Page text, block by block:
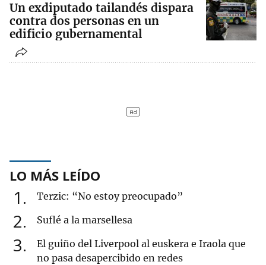
Un exdiputado tailandés dispara
contra dos personas en un
edificio gubernamental
LO MÁS LEÍDO
1 Terzic: “No estoy preocupado”
2 Suflé a la marsellesa
3
El guiño del Liverpool al euskera e Iraola que
no pasa desapercibido en redes